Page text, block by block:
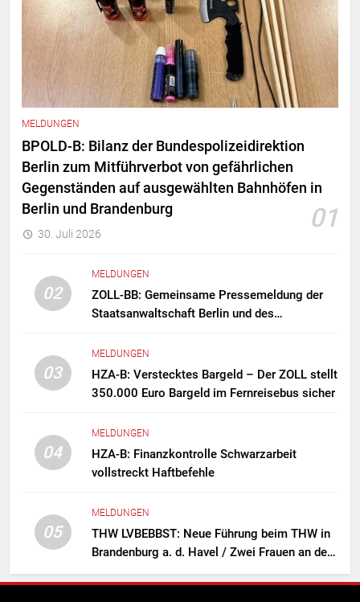
MELDUNGEN
BPOLD-B: Bilanz der Bundespolizeidirektion
Berlin zum Mitführverbot von gefährlichen
Gegenständen auf ausgewählten Bahnhöfen in
Berlin und Brandenburg
01
30. Juli 2026
02
MELDUNGEN
ZOLL-BB: Gemeinsame Pressemeldung der
Staatsanwaltschaft Berlin und des
Zollfahndung hebt mutmaßliches
Drogenlabor aus
03
MELDUNGEN
HZA-B: Verstecktes Bargeld – Der ZOLL stellt
350.000 Euro Bargeld im Fernreisebus sicher
04
MELDUNGEN
HZA-B: Finanzkontrolle Schwarzarbeit
vollstreckt Haftbefehle
05
MELDUNGEN
THW LVBEBBST: Neue Führung beim THW in
Brandenburg a. d. Havel / Zwei Frauen an der
Spitze des Ortsverbands